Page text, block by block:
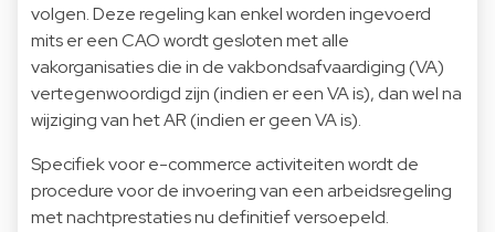
volgen. Deze regeling kan enkel worden ingevoerd
mits er een CAO wordt gesloten met alle
vakorganisaties die in de vakbondsafvaardiging (VA)
vertegenwoordigd zijn (indien er een VA is), dan wel na
wijziging van het AR (indien er geen VA is).
Specifiek voor e-commerce activiteiten wordt de
procedure voor de invoering van een arbeidsregeling
met nachtprestaties nu definitief versoepeld.